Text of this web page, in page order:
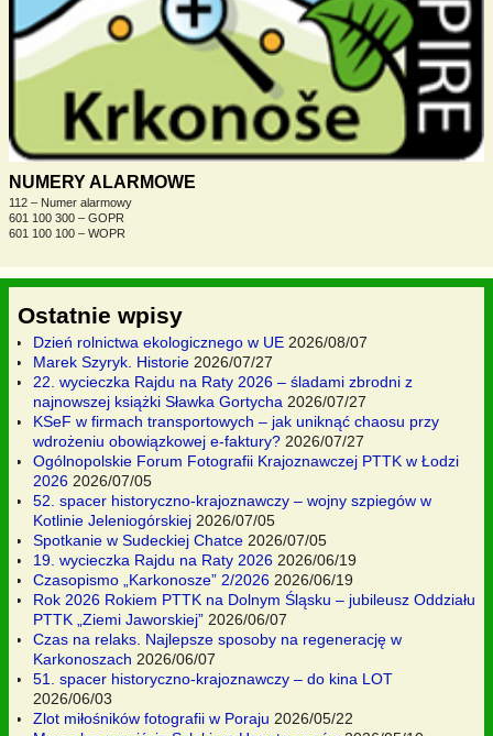
NUMERY ALARMOWE
112 – Numer alarmowy
601 100 300 – GOPR
601 100 100 – WOPR
Ostatnie wpisy
Dzień rolnictwa ekologicznego w UE 2026/08/07
Marek Szyryk. Historie 2026/07/27
22. wycieczka Rajdu na Raty 2026 – śladami zbrodni z
najnowszej książki Sławka Gortycha 2026/07/27
KSeF w firmach transportowych – jak uniknąć chaosu przy
wdrożeniu obowiązkowej e-faktury? 2026/07/27
Ogólnopolskie Forum Fotografii Krajoznawczej PTTK w Łodzi
2026 2026/07/05
52. spacer historyczno-krajoznawczy – wojny szpiegów w
Kotlinie Jeleniogórskiej 2026/07/05
Spotkanie w Sudeckiej Chatce 2026/07/05
19. wycieczka Rajdu na Raty 2026 2026/06/19
Czasopismo „Karkonosze” 2/2026 2026/06/19
Rok 2026 Rokiem PTTK na Dolnym Śląsku – jubileusz Oddziału
PTTK „Ziemi Jaworskiej” 2026/06/07
Czas na relaks. Najlepsze sposoby na regenerację w
Karkonoszach 2026/06/07
51. spacer historyczno-krajoznawczy – do kina LOT
2026/06/03
Zlot miłośników fotografii w Poraju 2026/05/22